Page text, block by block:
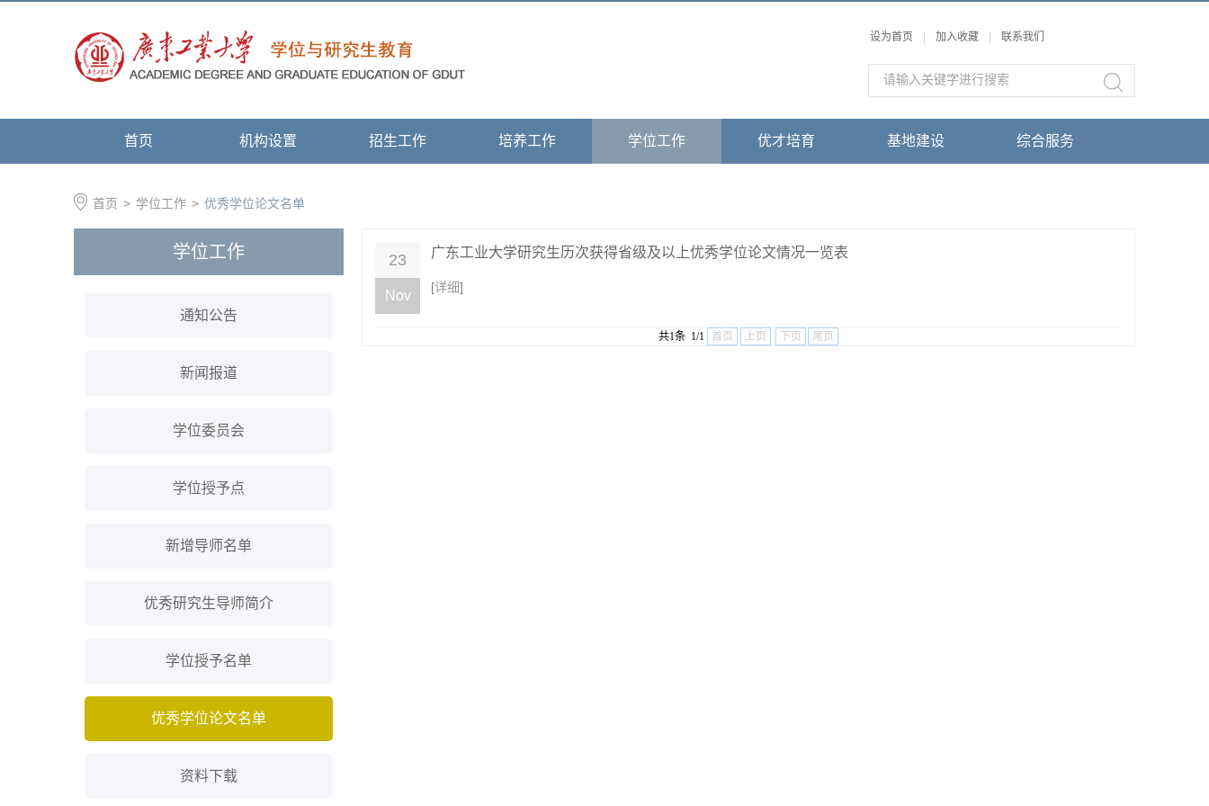
设为首页 加入收藏 联系我们
首页 机构设置 招生工作 培养工作 学位工作 优才培育 基地建设 综合服务
首页 > 学位工作 > 优秀学位论文名单
学位工作
通知公告
新闻报道
学位委员会
学位授予点
新增导师名单
优秀研究生导师简介
学位授予名单
优秀学位论文名单
资料下载
23
Nov
广东工业大学研究生历次获得省级及以上优秀学位论文情况一览表
[详细]
共1条 1/1 首页 上页 下页 尾页